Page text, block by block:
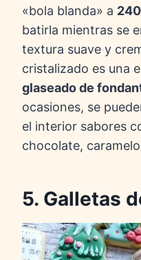
«bola blanda» a 240
batirla mientras se
textura suave y
cristalizado es una
glaseado de
ocasiones, se
el interior sabores
chocolate,
5. Galletas